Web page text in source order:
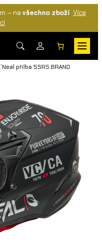
— na všechno zboží Více
přilba 5SRS BRAND